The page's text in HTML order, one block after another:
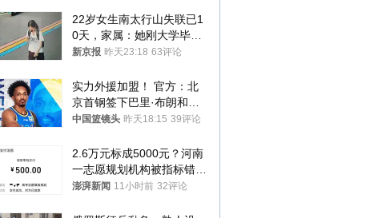
22岁女生南太行山失联已1
0天，家属：她刚大学毕业
想到山里旅行
新京报 昨天23:18 63评论
实力外援加盟！ 官方：北
京首钢签下巴里·布朗和桑
普森
中国篮镜头 昨天18:15 39评论
2.6万元标成5000元？河南
一志愿规划机构被指标错学
费致考生复读
澎湃新闻 11小时前 32评论